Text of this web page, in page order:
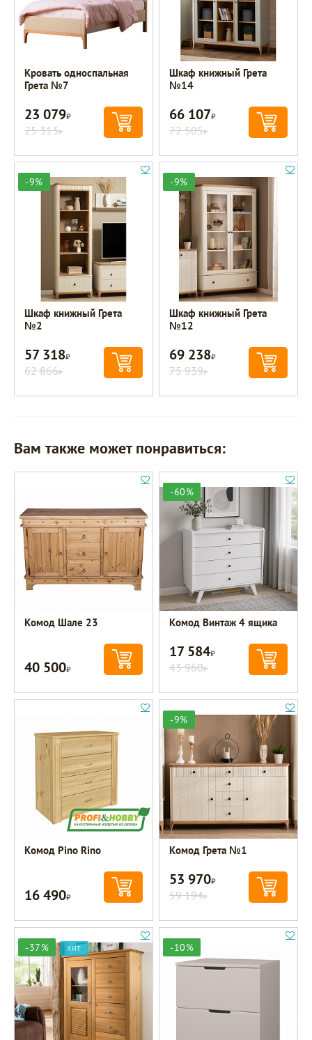
Кровать односпальная
Грета №7
23 079Р
25 313Р
Шкаф книжный Грета
№14
66 107Р
72 505Р
-9%
Шкаф книжный Грета
№2
57 318Р
62 866Р
-9%
Шкаф книжный Грета
№12
69 238Р
75 939Р
Вам также может понравиться:
Комод Шале 23
40 500Р
-60%
Комод Винтаж 4 ящика
17 584Р
43 960Р
Комод Pino Rino
16 490Р
-9%
Комод Грета №1
53 970Р
59 194Р
-37% ХИТ -10%